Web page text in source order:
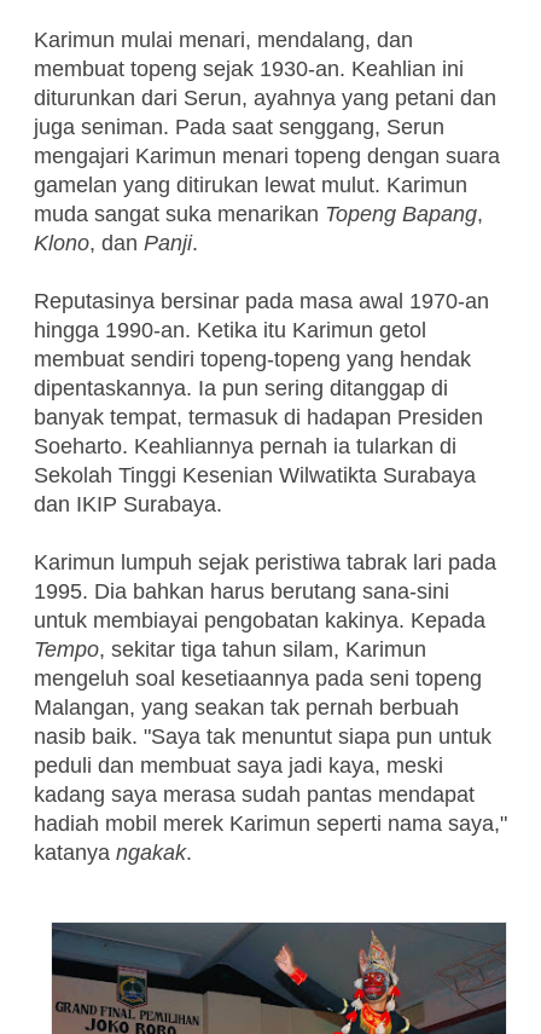
Karimun mulai menari, mendalang, dan
membuat topeng sejak 1930-an. Keahlian ini
diturunkan dari Serun, ayahnya yang petani dan
juga seniman. Pada saat senggang, Serun
mengajari Karimun menari topeng dengan suara
gamelan yang ditirukan lewat mulut. Karimun
muda sangat suka menarikan Topeng Bapang,
Klono, dan Panji.
Reputasinya bersinar pada masa awal 1970-an
hingga 1990-an. Ketika itu Karimun getol
membuat sendiri topeng-topeng yang hendak
dipentaskannya. Ia pun sering ditanggap di
banyak tempat, termasuk di hadapan Presiden
Soeharto. Keahliannya pernah ia tularkan di
Sekolah Tinggi Kesenian Wilwatikta Surabaya
dan IKIP Surabaya.
Karimun lumpuh sejak peristiwa tabrak lari pada
1995. Dia bahkan harus berutang sana-sini
untuk membiayai pengobatan kakinya. Kepada
Tempo, sekitar tiga tahun silam, Karimun
mengeluh soal kesetiaannya pada seni topeng
Malangan, yang seakan tak pernah berbuah
nasib baik. "Saya tak menuntut siapa pun untuk
peduli dan membuat saya jadi kaya, meski
kadang saya merasa sudah pantas mendapat
hadiah mobil merek Karimun seperti nama saya,"
katanya ngakak.